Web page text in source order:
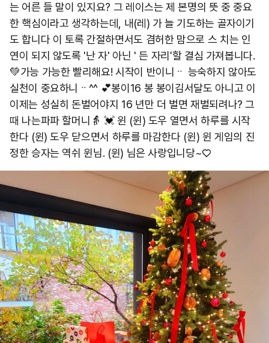
는 어른 들 말이 있지요? 그 레이스는 제 본명의 뜻 중 중요
한 핵심이라고 생각하는데, 내(레) 가 늘 기도하는 골자이기
도 합니다 이 토록 간절하면서도 겸허한 맘으로 스 치는 인
연이 되지 않도록 '난 자' 아닌 ' 든 자리'할 결심 가져봅니다.
💚가능 가능한 빨리해요! 시작이 반이니ᆢ 능숙하지 않아도
실천이 중요하니ᆢ^^ 💕봉이16 봉 봉이김서달도 아니고 이
이제는 성실히 돈벌어야지 16 년만 더 벌면 재벌되려나? 그
때 나는파파 할머니👵 💓 윈 (윈) 도우 열면서 하루를 시작
한다 (윈) 도우 닫으면서 하루를 마감한다 (윈) 윈 게임의 진
정한 승자는 역쉬 윈님. (윈) 님은 사랑입니당~♡